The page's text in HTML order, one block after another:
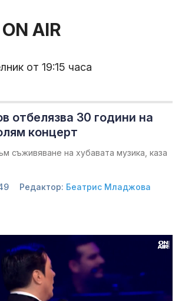
AIR
от 19:15 часа
отбелязва 30 години на
концерт
съживяване на хубавата музика, каза
Редактор: Беатрис Младжова